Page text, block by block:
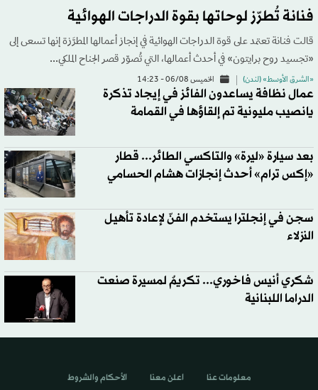
فنانة تُطرّز لوحاتها بقوة الدراجات الهوائية
قالت فنانة تعتمد على قوة الدراجات الهوائية في إنجاز أعمالها المطرَّزة إنها تسعى إلى
«تجسيد روح برايتون» في أحدث أعمالها، التي تُصوّر قصر الجناح الملكي...
«الشرق الأوسط» (لندن) الخميس 06/08 - 14:23
عمال نظافة يساعدون الفائز في إيجاد تذكرة
يانصيب مليونية تم إلقاؤها في القمامة
بعد سيارة «ليرة» والتاكسي الطائر... قطار
«إكس ترام» أحدث إنجازات هشام الحسامي
سجن في إنجلترا يستخدم الفنّ لإعادة تأهيل
النزلاء
شكري أنيس فاخوري... تكريمٌ لمسيرة صنعت
الدراما اللبنانية
معلومات عنا اعلن معنا الأحكام والشروط